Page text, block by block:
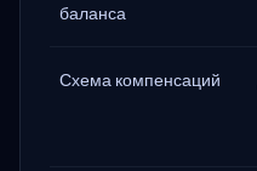
баланса
Схема компенсаций